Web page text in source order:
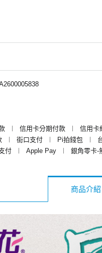
︱ 信用卡分期付款 ︱ 信用卡
︱ 街口支付 ︱ Pi拍錢包 ︱
付 ︱ Apple Pay ︱ 銀角零卡-
商品介紹